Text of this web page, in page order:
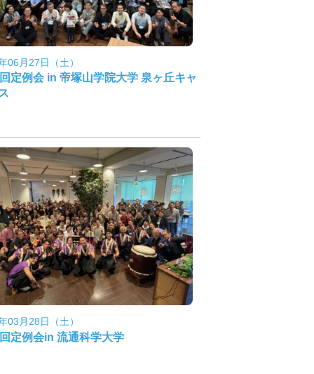
06月27日（土）
定例会 in 帝塚山学院大学 泉ヶ丘キャ
03月28日（土）
定例会in 流通科学大学